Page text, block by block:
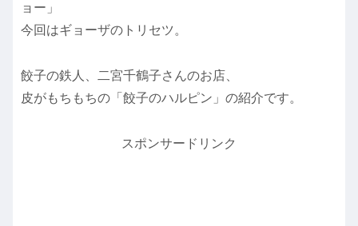
ョー」
今回はギョーザのトリセツ。
餃子の鉄人、二宮千鶴子さんのお店、
皮がもちもちの「餃子のハルピン」の紹介です。
スポンサードリンク